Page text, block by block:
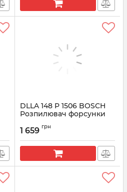
DLLA 148 P 1506 BOSCH
Розпилювач форсунки
Артикул:
1 659 грн